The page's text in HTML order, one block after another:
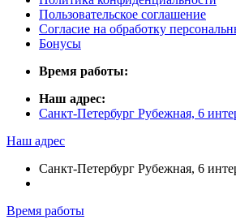
Пользовательское соглашение
Согласие на обработку
Бонусы
Время работы:
Наш адрес:
Санкт-Петербург Рубежная, 6
Наш адрес
Санкт-Петербург Рубежная, 6
Время работы